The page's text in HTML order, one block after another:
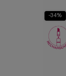
-34%